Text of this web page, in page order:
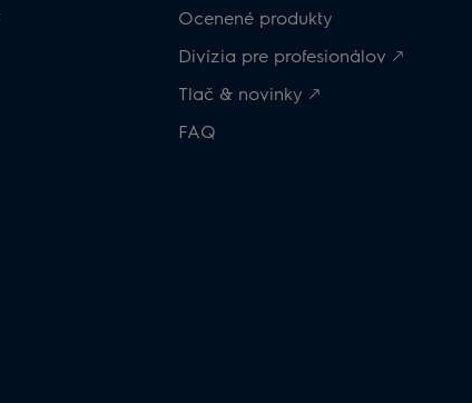
Ocenené produkty
Divízia pre profesionálov 🡕
Tlač & novinky 🡕
FAQ